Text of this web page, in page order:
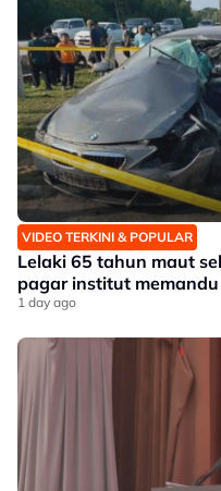
VIDEO TERKINI & POPULAR
Lelaki 65 tahun maut
pagar institut memandu
1 day ago